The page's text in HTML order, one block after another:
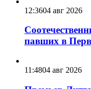
12:3604 авг 2026
павших в
11:4804 авг 2026